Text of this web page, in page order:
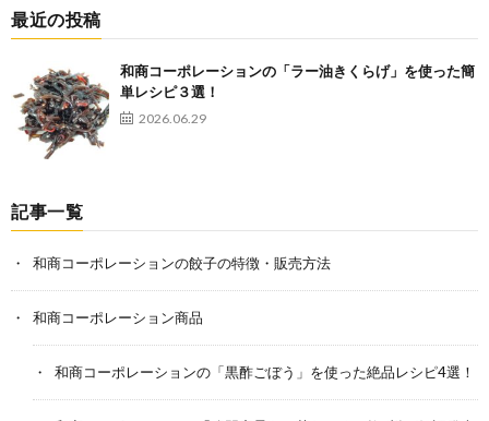
最近の投稿
和商コーポレーションの「ラー油きくらげ」を使った簡
単レシピ３選！
2026.06.29
記事一覧
和商コーポレーションの餃子の特徴・販売方法
和商コーポレーション商品
和商コーポレーションの「黒酢ごぼう」を使った絶品レシピ4選！